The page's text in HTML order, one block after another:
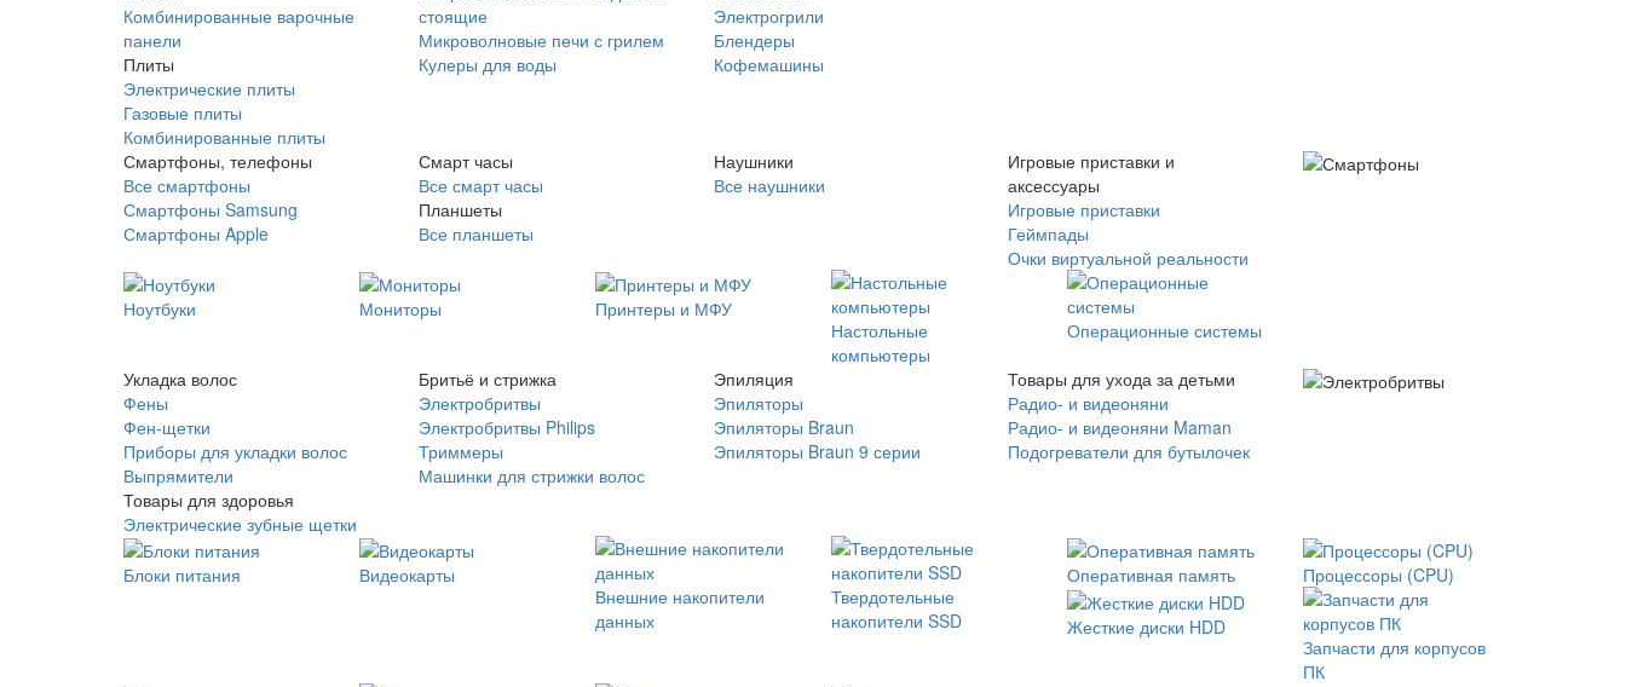
Комбинированные варочные
панели
Плиты
Электрические плиты
Газовые плиты
Комбинированные плиты
стоящие
Микроволновые печи с грилем
Кулеры для воды
Электрогрили
Блендеры
Кофемашины
Смартфоны, телефоны
Все смартфоны
Смартфоны Samsung
Смартфоны Apple
Смарт часы
Все смарт часы
Планшеты
Все планшеты
Наушники
Все наушники
Игровые приставки и
аксессуары
Игровые приставки
Геймпады
Очки виртуальной реальности
Ноутбуки Мониторы
Принтеры и МФУ
Настольные
компьютеры
Операционные системы
Укладка волос
Фены
Фен-щетки
Приборы для укладки волос
Выпрямители
Товары для здоровья
Электрические зубные щетки
Бритьё и стрижка
Электробритвы
Электробритвы Philips
Триммеры
Машинки для стрижки волос
Эпиляция
Эпиляторы
Эпиляторы Braun
Эпиляторы Braun 9 серии
Товары для ухода за детьми
Радио- и видеоняни
Радио- и видеоняни Maman
Подогреватели для бутылочек
Блоки питания
Видеокарты
Внешние накопители
данных
Твердотельные
накопители SSD
Оперативная память Процессоры (CPU)
Жесткие диски HDD
Запчасти для корпусов
ПК